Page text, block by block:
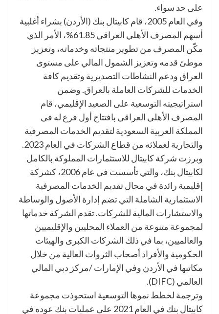
على حد سواء.
وفي العام 2005، قام كابيتال بنك (الأردن) بشراء أغلبية
أسهم المصرف الأهلي العراقي 61.85%، الأمر الذي
مكّن المصرف من تطوير منتجاته وخدماته، وتعزيز
موطئ قدمه وتعزيز الشمول المالي على مستوى
العراق ودعم النشاطات التصديرية وتقديم كافة
الخدمات للشركات العاملة بالعراق. وضمن
استراتيجيته التوسعية على الصعيد الإقليمي، قام
المصرف الأهلي العراقي بافتتاح أول فرع له في
المملكة العربية السعودية لتقديم الخدمات المصرفية
والتجارية لعملائه من قطاع الشركات في العام 2023.
وبرزت شركة كابيتال للاستثمارات المملوكة بالكامل
لكابيتال بنك، والتي تأسست في عام 2006، كشركة
إقليمية رائدة في مجال تقديم الخدمات المصرفية
الاستثمارية الشاملة التي تضم إدارة الأصول والوساطة
والاستشارات المالية للشركات. تقدم الشركة خدماتها
لمجموعة متنوعة من العملاء المحليين والإقليميين
والعالميين، بما في ذلك الشركات الكبرى والهيئات
الحكومية والأفراد أصحاب الثروات العالية من خلال
مكاتبها في الأردن وفي الإمارات /مركز دبي المالي
العالمي (DIFC).
وترجمة لخطط نموها التوسعية استحوذت مجموعة
كابيتال بنك في العام 2021 على عمليات بنك عوده في